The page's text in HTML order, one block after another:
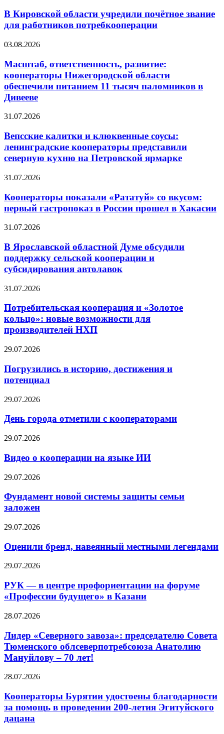
В Кировской области учредили почётное звание
для работников потребкооперации
03.08.2026
Масштаб, ответственность, развитие:
кооператоры Нижегородской области
обеспечили питанием 11 тысяч паломников в
Дивееве
31.07.2026
Вепсские калитки и клюквенные соусы:
ленинградские кооператоры представили
северную кухню на Петровской ярмарке
31.07.2026
Кооператоры показали «Рататуй» со вкусом:
первый гастропоказ в России прошел в Хакасии
31.07.2026
В Ярославской областной Думе обсудили
поддержку сельской кооперации и
субсидирования автолавок
31.07.2026
Потребительская кооперация и «Золотое
кольцо»: новые возможности для
производителей НХП
29.07.2026
Погрузились в историю, достижения и
потенциал
29.07.2026
День города отметили с кооператорами
29.07.2026
Видео о кооперации на языке ИИ
29.07.2026
Фундамент новой системы защиты семьи
заложен
29.07.2026
Оценили бренд, навеянный местными легендами
29.07.2026
РУК — в центре профориентации на форуме
«Профессии будущего» в Казани
28.07.2026
Лидер «Северного завоза»: председателю Совета
Тюменского облсеверпотребсоюза Анатолию
Мануйлову – 70 лет!
28.07.2026
Кооператоры Бурятии удостоены благодарности
за помощь в проведении 200-летия Эгитуйского
дацана